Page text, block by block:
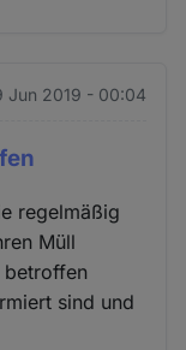
Jun 2019 - 00:04
regelmäßig
Müll
betroffen
sind und